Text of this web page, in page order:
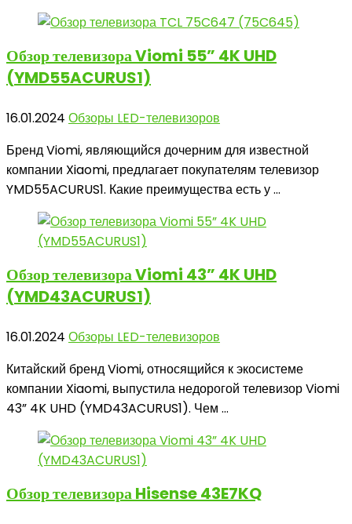
Обзор телевизораViomi 55” 4K UHD
(YMD55ACURUS1)
16.01.2024 Обзоры LED-телевизоров
Бренд Viomi, являющийся дочерним для известной
компании Xiaomi, предлагает покупателям телевизор
YMD55ACURUS1. Какие преимущества есть у ...
Обзор телевизораViomi 43” 4K UHD
(YMD43ACURUS1)
16.01.2024 Обзоры LED-телевизоров
Китайский бренд Viomi, относящийся к экосистеме
компании Xiaomi, выпустила недорогой телевизор Viomi
43” 4K UHD (YMD43ACURUS1). Чем ...
Обзор телевизораHisense 43E7KQ